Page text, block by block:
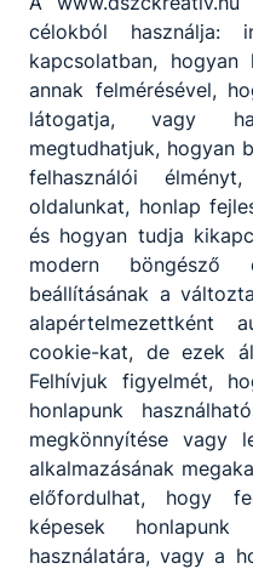
Partnereink
célokból használja:
kapcsolatban,
annak felmérésével,
látogatja, vagy
megtudhatjuk, hogyan
felhasználói
oldalunkat, honlap
és hogyan tudja
modern böngésző
beállításának a
alapértelmezettként
cookie-kat, de ezek
Felhívjuk figyelmét,
honlapunk
megkönnyítése vagy
alkalmazásának
előfordulhat, hogy
képesek
használatára, vagy a